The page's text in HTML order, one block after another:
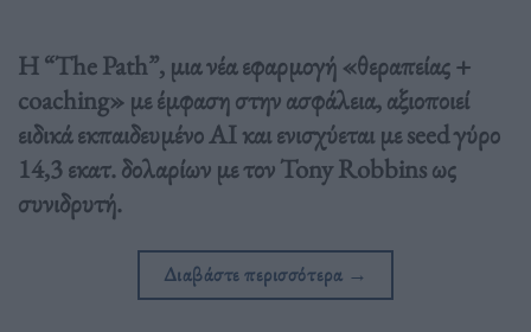
Η “The Path”, μια νέα εφαρμογή «θεραπείας +
coaching» με έμφαση στην ασφάλεια, αξιοποιεί
ειδικά εκπαιδευμένο AI και ενισχύεται με seed γύρο
14,3 εκατ. δολαρίων με τον Tony Robbins ως
συνιδρυτή.
Διαβάστε περισσότερα →